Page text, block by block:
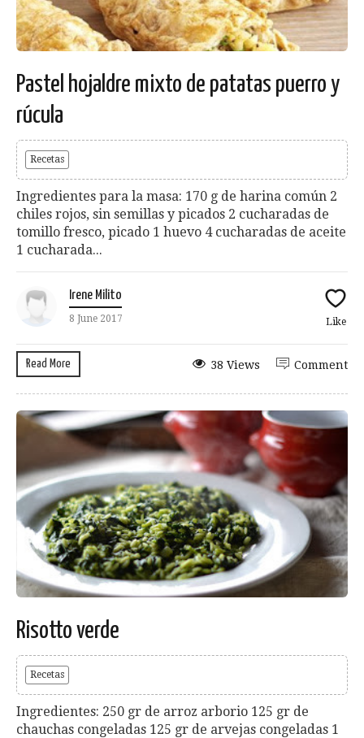
Pastel hojaldre mixto de patatas puerro y
rúcula
Recetas
Ingredientes para la masa: 170 g de harina común 2
chiles rojos, sin semillas y picados 2 cucharadas de
tomillo fresco, picado 1 huevo 4 cucharadas de aceite
1 cucharada...
Irene Milito
8 June 2017 Like
Read More Comment
38 Views
Risotto verde
Recetas
Ingredientes: 250 gr de arroz arborio 125 gr de
chauchas congeladas 125 gr de arvejas congeladas 1